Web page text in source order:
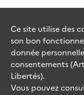
Ce site utilise des
son bon
donnée
consentements
Libertés).
Vous pouvez